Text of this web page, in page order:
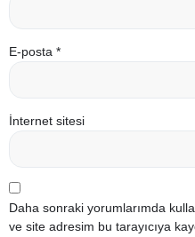
E-posta *
İnternet sitesi
Daha sonraki yorumlarımda
ve site adresim bu tarayıcıya